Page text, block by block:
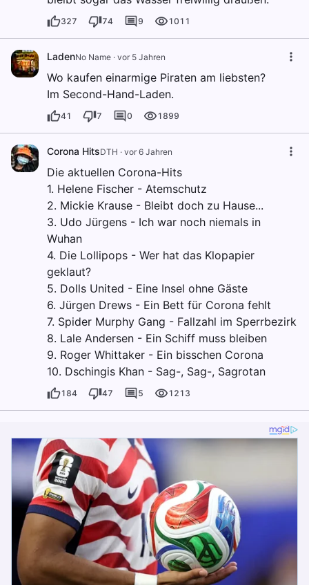
327 74 9 1011
LadenNo Name · vor 5 Jahren
Wo kaufen einarmige Piraten am liebsten?
Im Second-Hand-Laden.
41 7 0 1899
Corona HitsDTH · vor 6 Jahren
Die aktuellen Corona-Hits
1. Helene Fischer - Atemschutz
2. Mickie Krause - Bleibt doch zu Hause...
3. Udo Jürgens - Ich war noch niemals in
Wuhan
4. Die Lollipops - Wer hat das Klopapier
geklaut?
5. Dolls United - Eine Insel ohne Gäste
6. Jürgen Drews - Ein Bett für Corona fehlt
7. Spider Murphy Gang - Fallzahl im Sperrbezirk
8. Lale Andersen - Ein Schiff muss bleiben
9. Roger Whittaker - Ein bisschen Corona
10. Dschingis Khan - Sag-, Sag-, Sagrotan
184 47 5 1213